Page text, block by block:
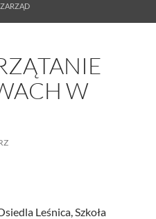
ZARZĄD
W
Leśnica, Szkoła